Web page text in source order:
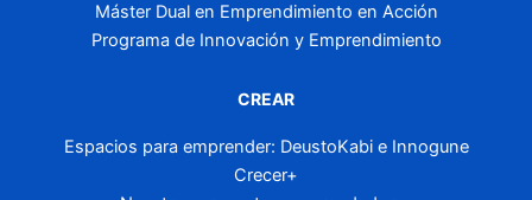
Máster Dual en Emprendimiento en Acción
Programa de Innovación y Emprendimiento
CREAR
Espacios para emprender: DeustoKabi e Innogune
Crecer+